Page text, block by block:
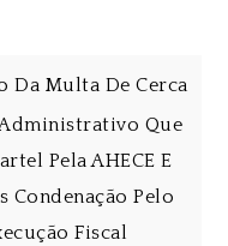
Da Multa De Cerca
Que
Pela AHECE E
Condenação Pelo
Fiscal